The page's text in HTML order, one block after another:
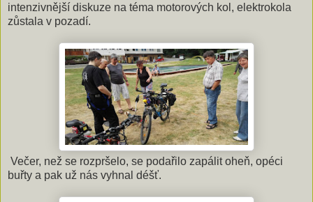
intenzivnější diskuze na téma motorových kol, elektrokola
zůstala v pozadí.
Večer, než se rozpršelo, se podařilo zapálit oheň, opéci
buřty a pak už nás vyhnal déšť.